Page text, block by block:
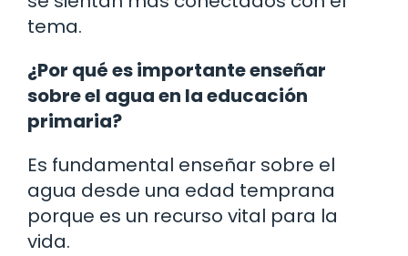
tema.
¿Por qué es importante enseñar
sobre el agua en la educación
primaria?
Es fundamental enseñar sobre el
agua desde una edad temprana
porque es un recurso vital para la
vida.